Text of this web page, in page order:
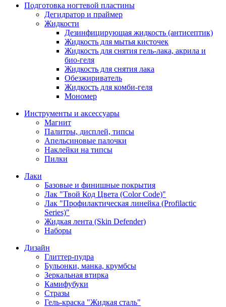
Подготовка ногтевой пластины
Дегидратор и праймер
Жидкости
Дезинфицирующая жидкость (антисептик)
Жидкость для мытья кисточек
Жидкость для снятия гель-лака, акрила и
био-геля
Жидкость для снятия лака
Обезжириватель
Жидкость для комби-геля
Мономер
Инструменты и аксессуары
Магнит
Палитры, дисплей, типсы
Апельсиновые палочки
Наклейки на типсы
Пилки
Лаки
Базовые и финишные покрытия
Лак "Твой Код Цвета (Color Code)"
Лак "Профилактическая линейка (Profilactic
Series)"
Жидкая лента (Skin Defender)
Наборы
Дизайн
Глиттер-пудра
Бульонки, манка, крумбсы
Зеркальная втирка
Камифубуки
Стразы
Гель-краска "Жидкая сталь"